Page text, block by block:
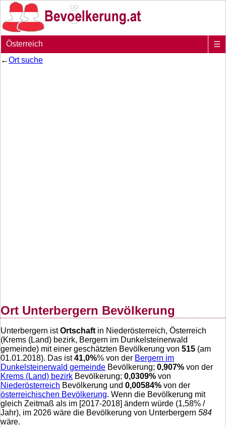
Österreich
☰
←Ort suche
Ort Unterbergern Bevölkerung
Unterbergern istOrtschaft in Niederösterreich, Österreich
(Krems (Land) bezirk, Bergern im Dunkelsteinerwald
gemeinde) mit einer geschätzten Bevölkerung von 515 (am
01.01.2018). Das ist41,0%% von der Bergern im
Dunkelsteinerwald gemeinde Bevölkerung; 0,907% von der
Krems (Land) bezirk Bevölkerung; 0,0309% von
Niederösterreich Bevölkerung und 0,00584% von der
österreichischen Bevölkerung. Wenn die Bevölkerung mit
gleich Zeitmaß als im [2017-2018] ändern würde (1,58% /
Jahr), im 2026 wäre die Bevölkerung von Unterbergern 584
wäre.